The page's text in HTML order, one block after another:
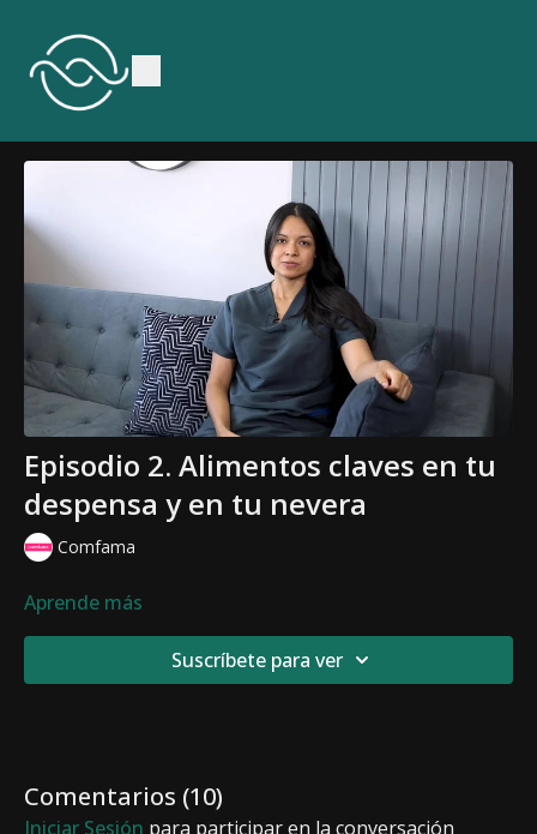
Episodio 2. Alimentos claves en tu
despensa y en tu nevera
Comfama
Aprende más
Suscríbete para ver
Comentarios (10)
Iniciar Sesión para participar en la conversación